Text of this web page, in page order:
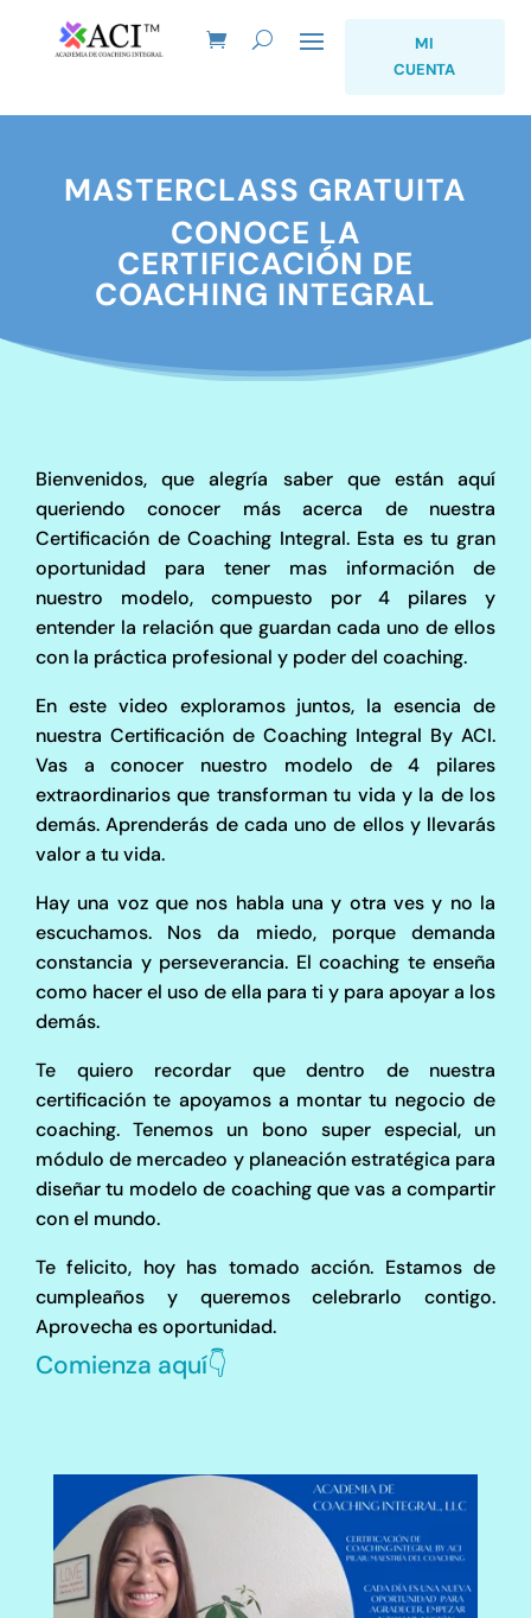
MI
CUENTA
MASTERCLASS GRATUITA
CONOCE LA
CERTIFICACIÓN DE
COACHING INTEGRAL
Bienvenidos, que alegría saber que están aquí
queriendo conocer más acerca de nuestra
Certificación de Coaching Integral. Esta es tu gran
oportunidad para tener mas información de
nuestro modelo, compuesto por 4 pilares y
entender la relación que guardan cada uno de ellos
con la práctica profesional y poder del coaching.
En este video exploramos juntos, la esencia de
nuestra Certificación de Coaching Integral By ACI.
Vas a conocer nuestro modelo de 4 pilares
extraordinarios que transforman tu vida y la de los
demás. Aprenderás de cada uno de ellos y llevarás
valor a tu vida.
Hay una voz que nos habla una y otra ves y no la
escuchamos. Nos da miedo, porque demanda
constancia y perseverancia. El coaching te enseña
como hacer el uso de ella para ti y para apoyar a los
demás.
Te quiero recordar que dentro de nuestra
certificación te apoyamos a montar tu negocio de
coaching. Tenemos un bono super especial, un
módulo de mercadeo y planeación estratégica para
diseñar tu modelo de coaching que vas a compartir
con el mundo.
Te felicito, hoy has tomado acción. Estamos de
cumpleaños y queremos celebrarlo contigo.
Aprovecha es oportunidad.
Comienza aquí👇